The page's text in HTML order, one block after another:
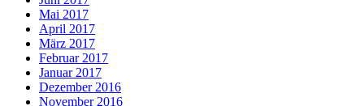
Mai 2017
April 2017
März 2017
Februar 2017
Januar 2017
Dezember 2016
November 2016